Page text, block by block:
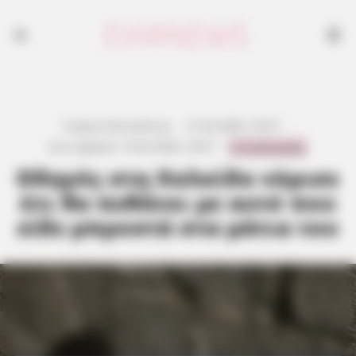
Οδηγός στη Χαλκίδα νόμισε
ότι θα πεθάνει με αυτό που
είδε μπροστά στα μάτια του